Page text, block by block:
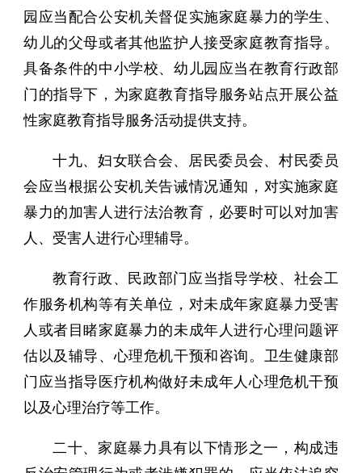
园应当配合公安机关督促实施家庭暴力的学生、
幼儿的父母或者其他监护人接受家庭教育指导。
具备条件的中小学校、幼儿园应当在教育行政部
门的指导下，为家庭教育指导服务站点开展公益
性家庭教育指导服务活动提供支持。
十九、妇女联合会、居民委员会、村民委员
会应当根据公安机关告诫情况通知，对实施家庭
暴力的加害人进行法治教育，必要时可以对加害
人、受害人进行心理辅导。
教育行政、民政部门应当指导学校、社会工
作服务机构等有关单位，对未成年家庭暴力受害
人或者目睹家庭暴力的未成年人进行心理问题评
估以及辅导、心理危机干预和咨询。卫生健康部
门应当指导医疗机构做好未成年人心理危机干预
以及心理治疗等工作。
二十、家庭暴力具有以下情形之一，构成违